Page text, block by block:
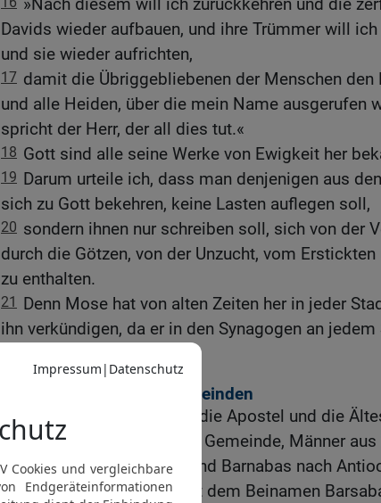
»Nach diesem will ich zurückkehren und die
Davids wieder aufbauen, und ihre Trümmer will
und sie wieder aufrichten,
17 damit die Übriggebliebenen der Menschen den
und alle Heiden, über die mein Name ausgerufen
spricht der Herr, der all dies tut.«
18 Gott sind alle seine Werke von Ewigkeit her
19 Darum urteile ich, dass man denjenigen aus
sich zu Gott bekehren, keine Lasten auflegen soll,
20 sondern ihnen nur schreiben soll, sich von der
durch die Götzen, von der Unzucht, vom
zu enthalten.
21
Denn Mose hat von alten Zeiten her in jeder
ihn verkündigen, da er in den Synagogen an jedem
Das Schreiben an die Gemeinden
Daraufhin beschlossen die Apostel und die
zusammen mit der ganzen Gemeinde, Männer
erwählen und mit Paulus und Barnabas nach
senden, nämlich Judas mit dem Beinamen